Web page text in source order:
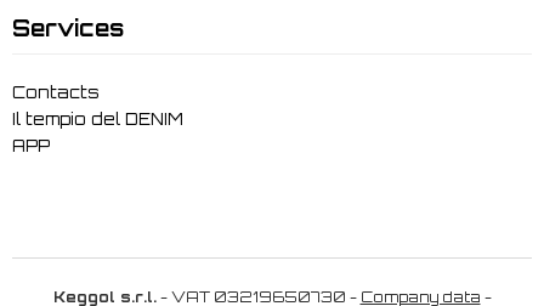
Services
Contacts
Il tempio del DENIM
APP
Keggol s.r.l.- VAT 03219650730 - Company data -